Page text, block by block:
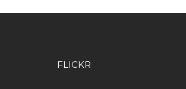
FLICKR